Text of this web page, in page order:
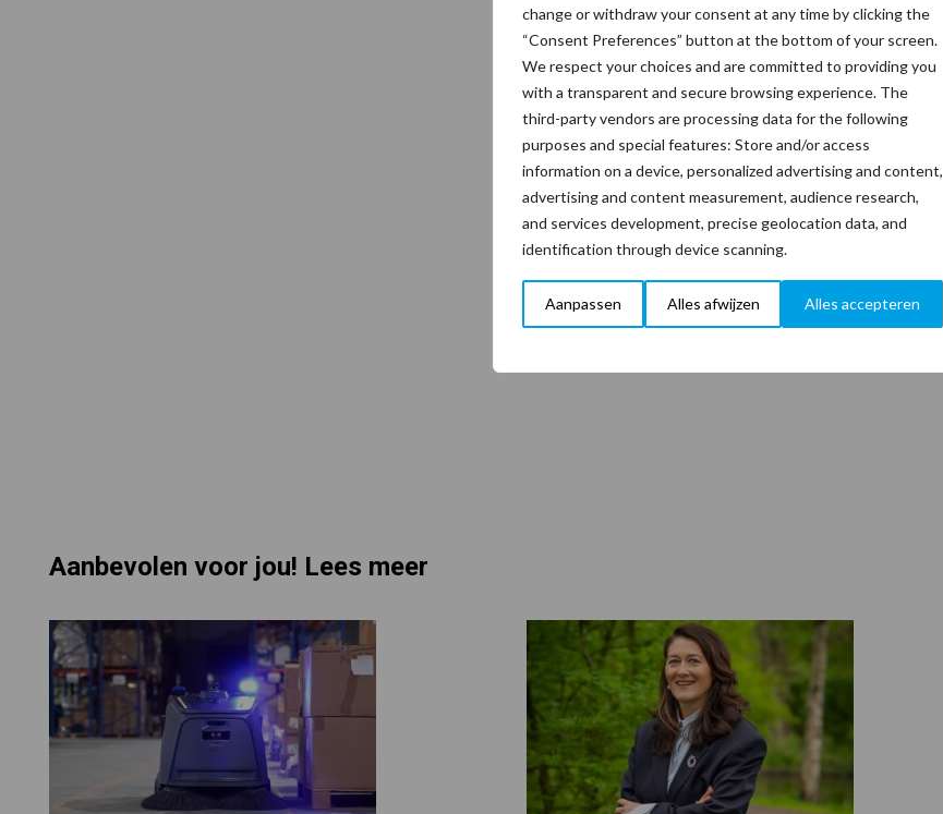
change or withdraw your consent at any time by clicking the
“Consent Preferences” button at the bottom of your screen.
We respect your choices and are committed to providing you
with a transparent and secure browsing experience. The
third-party vendors are processing data for the following
purposes and special features: Store and/or access
information on a device, personalized advertising and content,
advertising and content measurement, audience research,
and services development, precise geolocation data, and
identification through device scanning.
Aanpassen Alles afwijzen Alles accepteren
Aanbevolen voor jou! Lees meer